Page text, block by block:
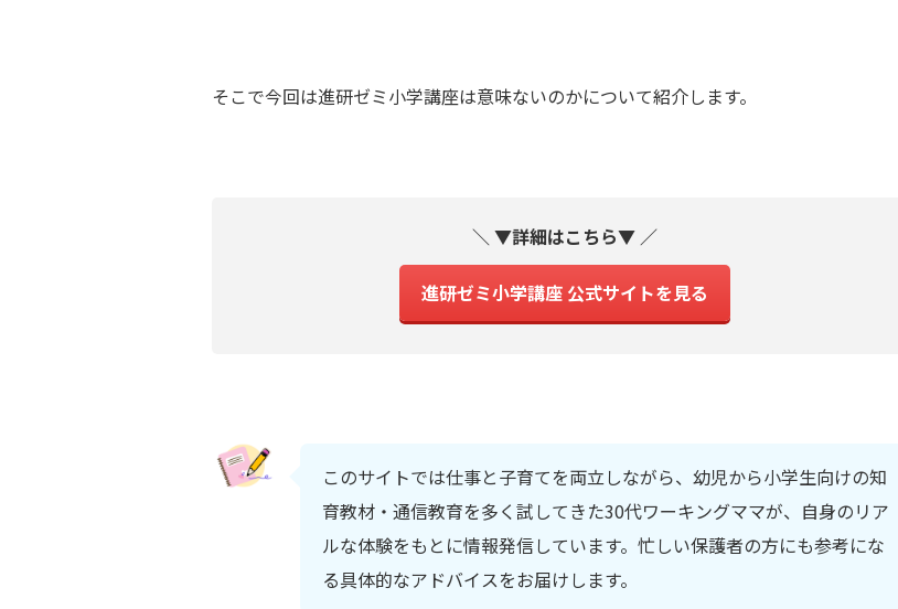
そこで今回は進研ゼミ小学講座は意味ないのかについて紹介します。
＼ ▼詳細はこちら▼ ／
進研ゼミ小学講座 公式サイトを見る
このサイトでは仕事と子育てを両立しながら、幼児から小学生向けの知
育教材・通信教育を多く試してきた30代ワーキングママが、自身のリア
ルな体験をもとに情報発信しています。忙しい保護者の方にも参考にな
る具体的なアドバイスをお届けします。